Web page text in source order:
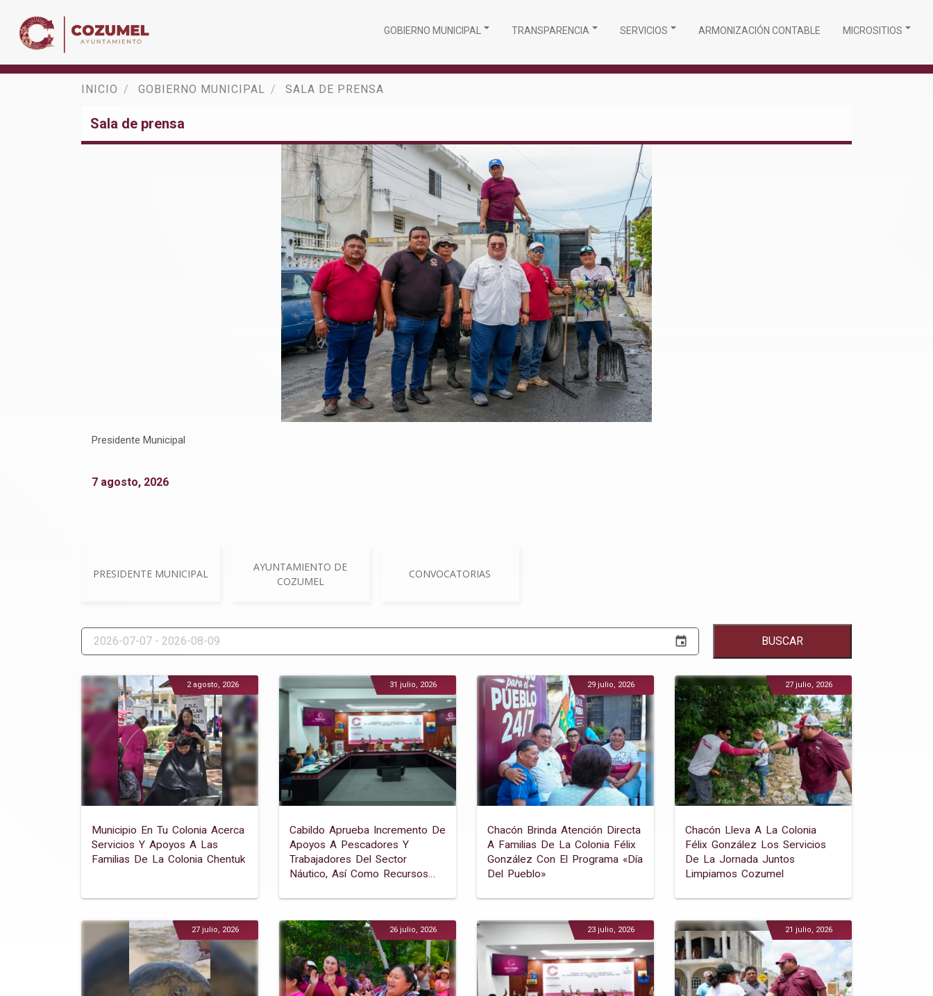
GOBIERNO MUNICIPAL TRANSPARENCIA SERVICIOS ARMONIZACIÓN CONTABLE MICROSITIOS
INICIO GOBIERNO MUNICIPAL SALA DE PRENSA
Sala de prensa
Presidente Municipal
7 agosto, 2026
PRESIDENTE MUNICIPAL
AYUNTAMIENTO DE
COZUMEL
CONVOCATORIAS
event BUSCAR
2 agosto, 2026
Municipio En Tu Colonia Acerca
Servicios Y Apoyos A Las
Familias De La Colonia Chentuk
31 julio, 2026
Cabildo Aprueba Incremento De
Apoyos A Pescadores Y
Trabajadores Del Sector
Náutico, Así Como Recursos
29 julio, 2026
Chacón Brinda Atención Directa
A Familias De La Colonia Félix
González Con El Programa «día
Del Pueblo»
27 julio, 2026
Chacón Lleva A La Colonia
Félix González Los Servicios
De La Jornada Juntos
Limpiamos Cozumel
27 julio, 2026 26 julio, 2026 23 julio, 2026 21 julio, 2026